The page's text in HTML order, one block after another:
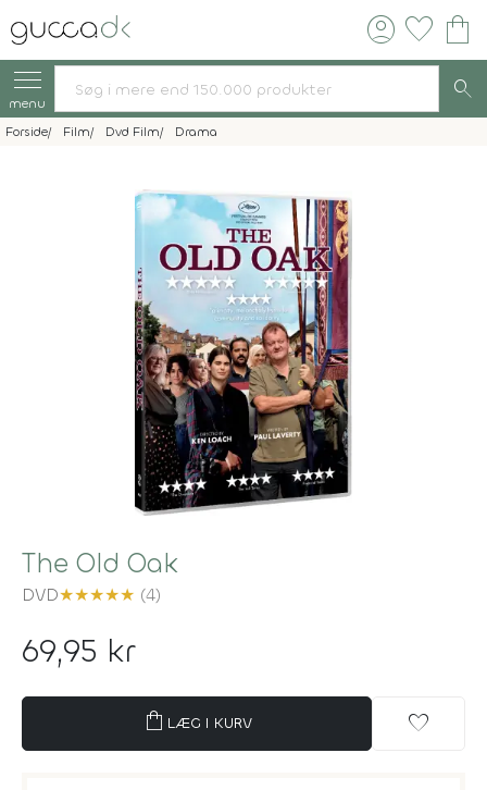
account_circle favorite shopping_bag
menu search
Forside Film Dvd Film Drama
The Old Oak
DVD★★★★★ (4)
69,95 kr
shopping_bag LÆG I KURV favorite